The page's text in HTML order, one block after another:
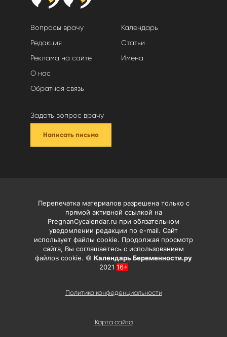
Вопросы врачу
Редакция
Реклама на сайте
О нас
Обратная связь
Календарь
Статьи
Имена
Задать вопрос врачу
Написать письмо
Карта сайта
Перепечатка материалов разрешена только с
прямой активной ссылкой на
PregnanCycalendar.ru при обязательном
уведомлении редакции по e-mail. Сайт
использует файлы cookie. Продолжая просмотр
сайта, Вы соглашаетесь с использованием
файлов cookie. © Календарь Беременности.ру
2021 16+
Политика конфеденциальности